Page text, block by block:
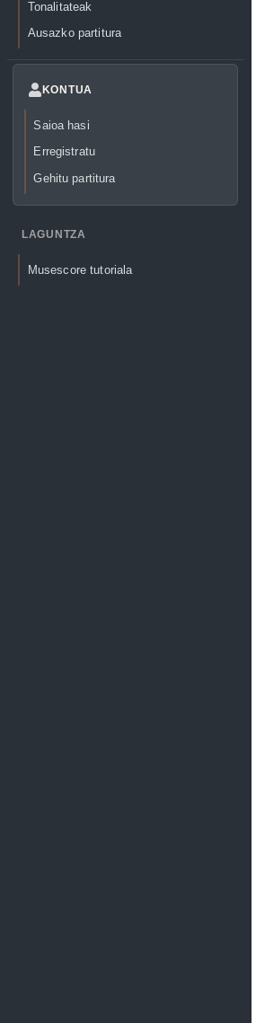
Tonalitateak
Ausazko partitura
KONTUA
Saioa hasi
Erregistratu
Gehitu partitura
LAGUNTZA
Musescore tutoriala